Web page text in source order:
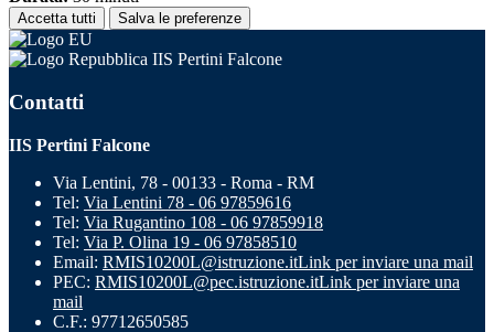
Accetta tutti Salva le preferenze
IIS Pertini Falcone
Contatti
IIS Pertini Falcone
Via Lentini, 78 - 00133 - Roma - RM
Tel: Via Lentini 78 - 06 97859616
Tel: Via Rugantino 108 - 06 97859918
Tel: Via P. Olina 19 - 06 97858510
Email: RMIS10200L@istruzione.itLink per inviare una mail
PEC: RMIS10200L@pec.istruzione.itLink per inviare una
mail
C.F.: 97712650585